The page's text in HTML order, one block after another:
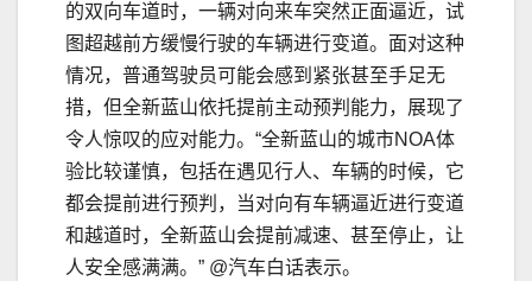
的双向车道时，一辆对向来车突然正面逼近，试
图超越前方缓慢行驶的车辆进行变道。面对这种
情况，普通驾驶员可能会感到紧张甚至手足无
措，但全新蓝山依托提前主动预判能力，展现了
令人惊叹的应对能力。“全新蓝山的城市NOA体
验比较谨慎，包括在遇见行人、车辆的时候，它
都会提前进行预判，当对向有车辆逼近进行变道
和越道时，全新蓝山会提前减速、甚至停止，让
人安全感满满。” @汽车白话表示。